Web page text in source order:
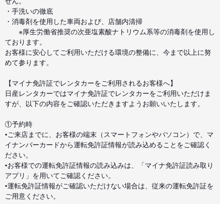
・手洗いの徹底
・消毒剤を使用した車両および、店舗内清掃
※厚生労働省推奨の次亜塩素酸ナトリウム系等の消毒剤を使用し
ております。
お客様に安心してご利用いただける環境の整備に、今まで以上に努
めて参ります。
【マイナ免許証でレンタカーをご利用されるお客様へ】
日産レンタカーではマイナ免許証でレンタカーをご利用いただけま
すが、以下の内容をご確認いただきますようお願いいたします。
①予約時
•ご来店までに、お客様の端末（スマートフォンやパソコン）で、マ
イナンバーカードから運転免許証情報が読み込めることをご確認く
ださい。
•お客様での運転免許証情報の読み込みは、「マイナ免許証読み取り
アプリ」を用いてご確認ください。
•運転免許証情報がご確認いただけない場合は、従来の運転免許証を
ご用意ください。